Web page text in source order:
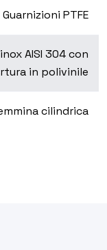
Guarnizioni PTFE
AISI 304 con
in polivinile
cilindrica